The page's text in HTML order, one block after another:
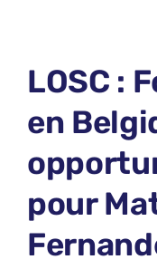
ABONNEMENTS
NOUS CONTACTER
NOUS SUIVRE
Rechercher:
LOSC :
en
pour